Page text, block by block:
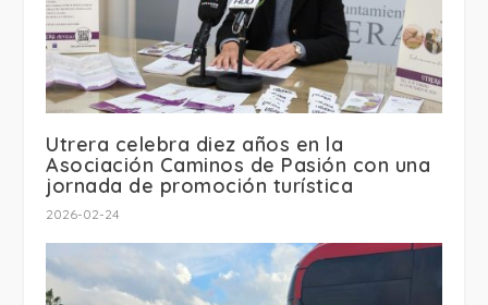
Utrera celebra diez años en la
Asociación Caminos de Pasión con una
jornada de promoción turística
2026-02-24